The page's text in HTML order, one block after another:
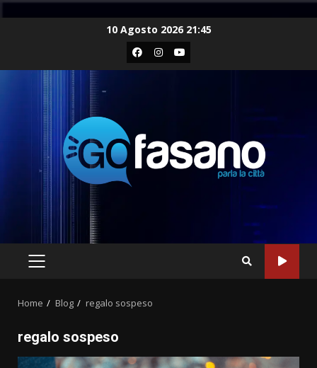
10 Agosto 2026 21:45
Facebook
Instagram
Youtube
PRIMARY
Home Blog regalo sospeso
regalo sospeso